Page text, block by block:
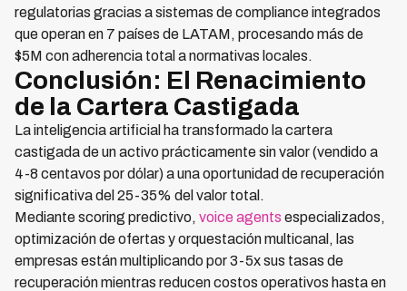
regulatorias gracias a sistemas de compliance integrados
que operan en 7 países de LATAM, procesando más de
$5M con adherencia total a normativas locales.
Conclusión: El Renacimiento
de la Cartera Castigada
La inteligencia artificial ha transformado la cartera
castigada de un activo prácticamente sin valor (vendido a
4-8 centavos por dólar) a una oportunidad de recuperación
significativa del 25-35% del valor total.
Mediante scoring predictivo, voice agents especializados,
optimización de ofertas y orquestación multicanal, las
empresas están multiplicando por 3-5x sus tasas de
recuperación mientras reducen costos operativos hasta en